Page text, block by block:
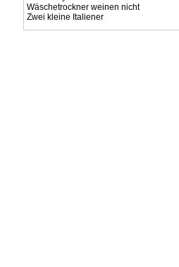
Wäschetrockner weinen nicht
Zwei kleine Italiener